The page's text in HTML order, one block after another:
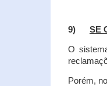
9) SE
O
Porém,